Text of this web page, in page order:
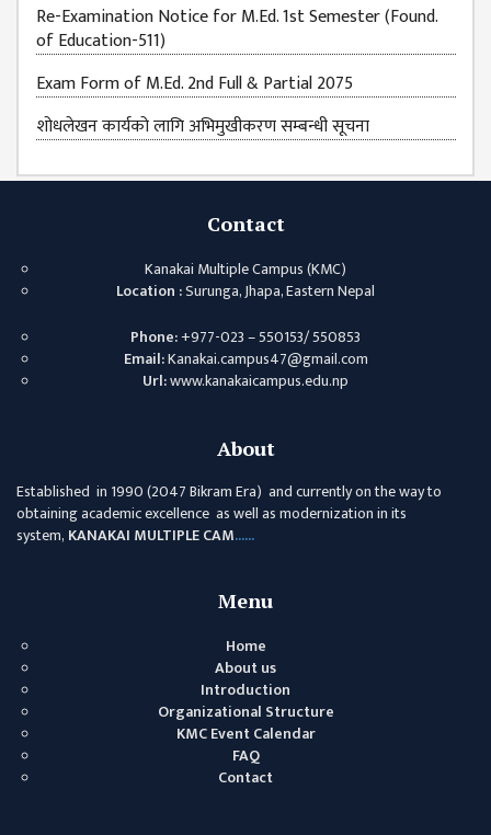
Re-Examination Notice for M.Ed. 1st Semester (Found.
of Education-511)
Exam Form of M.Ed. 2nd Full & Partial 2075
शोधलेखन कार्यको लागि अभिमुखीकरण सम्बन्धी सूचना
Contact
Kanakai Multiple Campus (KMC)
Location :Surunga, Jhapa, Eastern Nepal
Phone:+977-023 – 550153/ 550853
Email:Kanakai.campus47@gmail.com
Url:www.kanakaicampus.edu.np
About
Established in 1990 (2047 Bikram Era) and currently on the way to
obtaining academic excellence as well as modernization in its
system, KANAKAI MULTIPLE CAM......
Menu
Home
About us
Introduction
Organizational Structure
KMC Event Calendar
FAQ
Contact